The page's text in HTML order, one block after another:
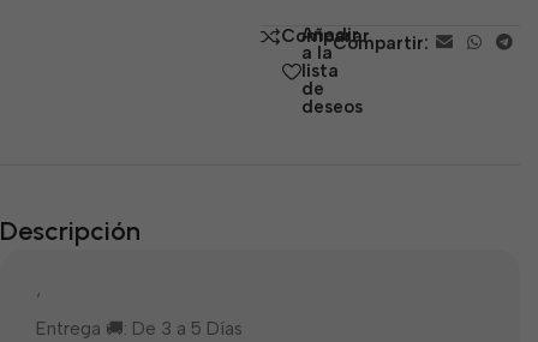
5 Comparar
Añadir
a la
lista
de
deseos
Compartir:
Descripción
‘
Entrega 🚚: De 3 a 5 Días